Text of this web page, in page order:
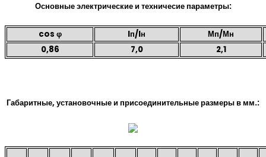
Основные электрические и техничесие параметры:
cos φ Iп/Iн
Мп/Мн
0,86
7,0 2,1
Габаритные, установочные и присоединительные размеры в мм.: